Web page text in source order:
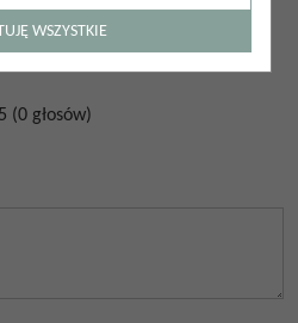
5 (0 głosów)
WSZYSTKIE